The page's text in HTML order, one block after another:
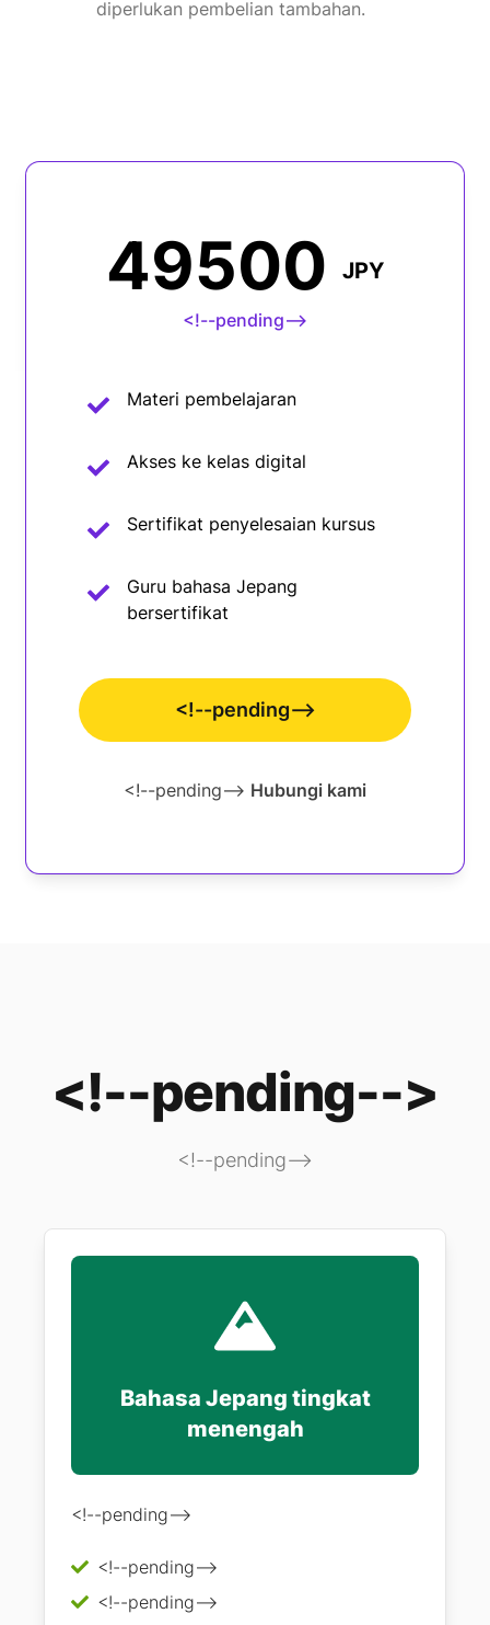
diperlukan pembelian tambahan.
49500 JPY
<!--pending-->
Materi pembelajaran
Akses ke kelas digital
Sertifikat penyelesaian kursus
Guru bahasa Jepang
bersertifikat
<!--pending-->
<!--pending--> Hubungi kami
<!--pending-->
<!--pending-->
Bahasa Jepang tingkat
menengah
<!--pending-->
<!--pending-->
<!--pending-->